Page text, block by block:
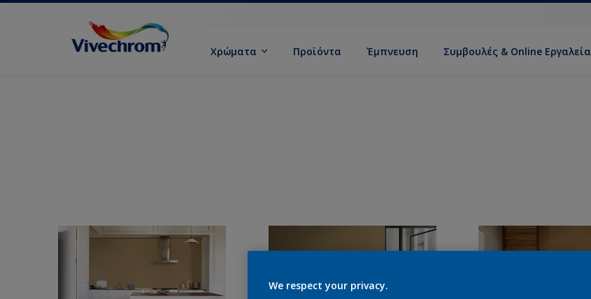
Χρώματα Προϊόντα Έμπνευση Συμβουλές & Online Εργαλεία
We respect your privacy.